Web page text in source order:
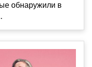
обнаружили в